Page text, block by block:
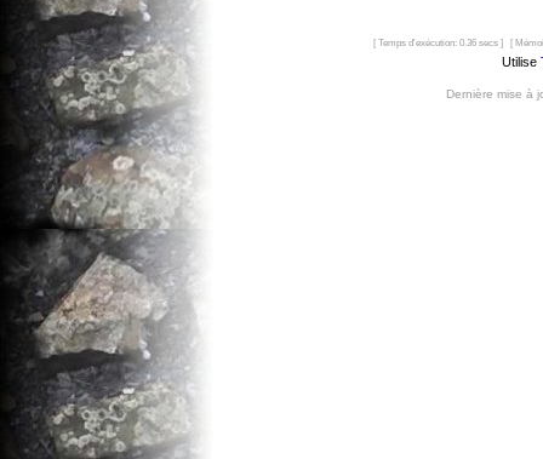
[ Temps d'exécution: 0.36 secs ] [
Utilise
Dernière mise à